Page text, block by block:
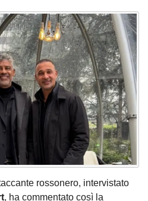
rossonero, intervistato
, ha commentato così la